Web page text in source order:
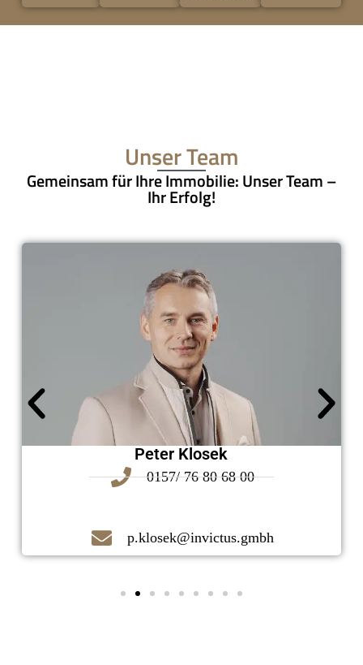
Unser Team
Gemeinsam für Ihre Immobilie: Unser Team –
Ihr Erfolg!
Peter Klosek
0157/ 76 80 68 00
p.klosek@invictus.gmbh